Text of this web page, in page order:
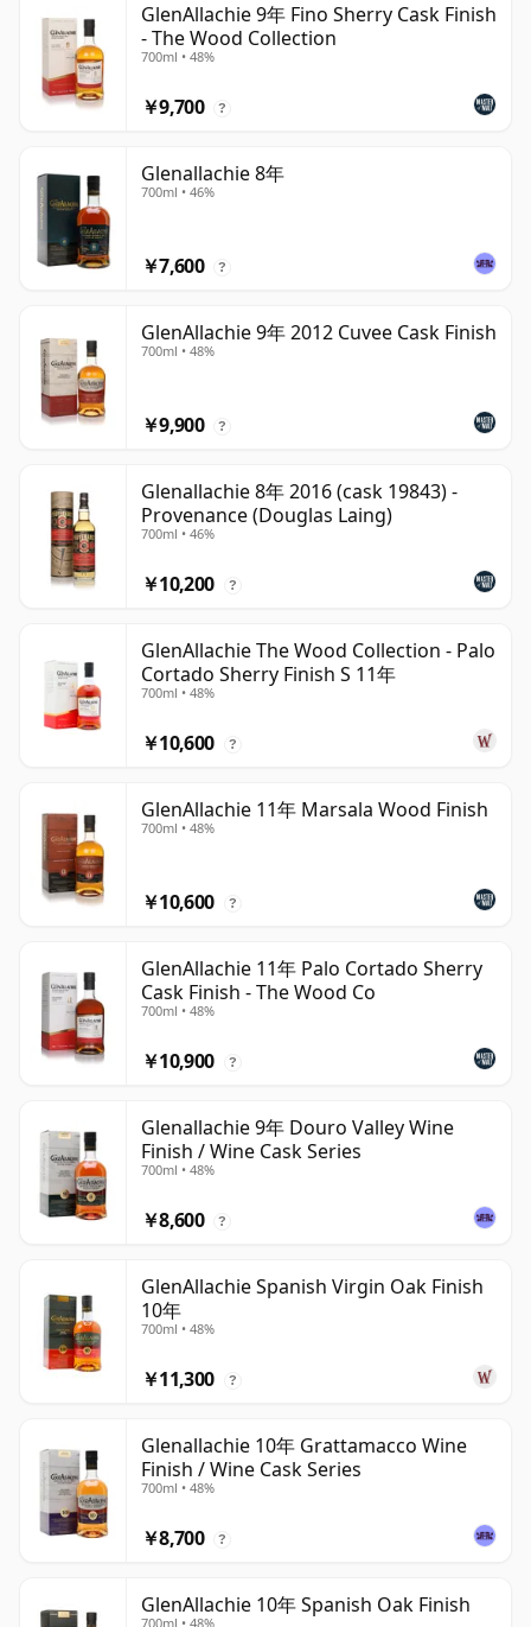
GlenAllachie 9年 Fino Sherry Cask Finish
- The Wood Collection
700ml • 48%
￥9,700 ?
Glenallachie 8年
700ml • 46%
￥7,600 ?
GlenAllachie 9年 2012 Cuvee Cask Finish
700ml • 48%
￥9,900 ?
Glenallachie 8年 2016 (cask 19843) -
Provenance (Douglas Laing)
700ml • 46%
￥10,200 ?
GlenAllachie The Wood Collection - Palo
Cortado Sherry Finish S 11年
700ml • 48%
￥10,600 ?
GlenAllachie 11年 Marsala Wood Finish
700ml • 48%
￥10,600 ?
GlenAllachie 11年 Palo Cortado Sherry
Cask Finish - The Wood Co
700ml • 48%
￥10,900 ?
Glenallachie 9年 Douro Valley Wine
Finish / Wine Cask Series
700ml • 48%
￥8,600 ?
GlenAllachie Spanish Virgin Oak Finish
10年
700ml • 48%
￥11,300 ?
Glenallachie 10年 Grattamacco Wine
Finish / Wine Cask Series
700ml • 48%
￥8,700 ?
GlenAllachie 10年 Spanish Oak Finish
700ml • 48%